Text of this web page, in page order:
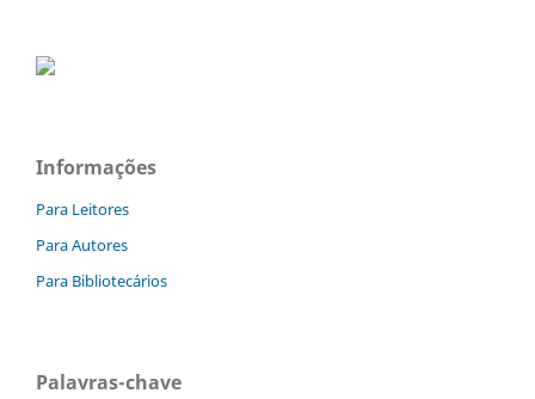
Informações
Para Leitores
Para Autores
Para Bibliotecários
Palavras-chave